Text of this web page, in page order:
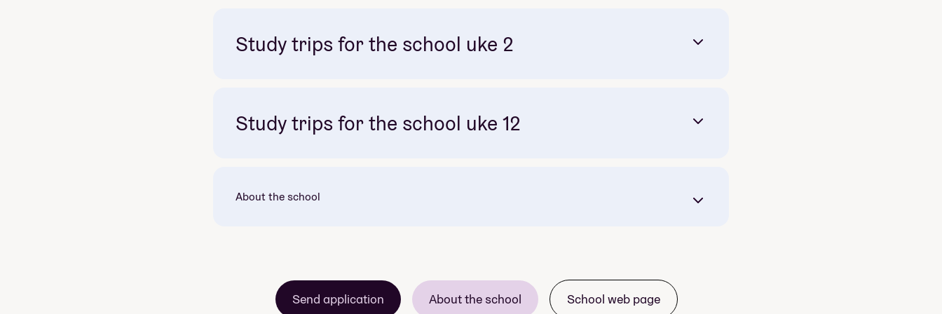
Mellom-Amerika: Mexico, Belize & Guatemala
Study trips for the school uke 2
Marrakech Den Magiske Byen
Study trips for the school uke 12
Opplev smaken, luktene, fargene og den helt enorme naturen disse landene har å by
About the school
Send application About the school School web page